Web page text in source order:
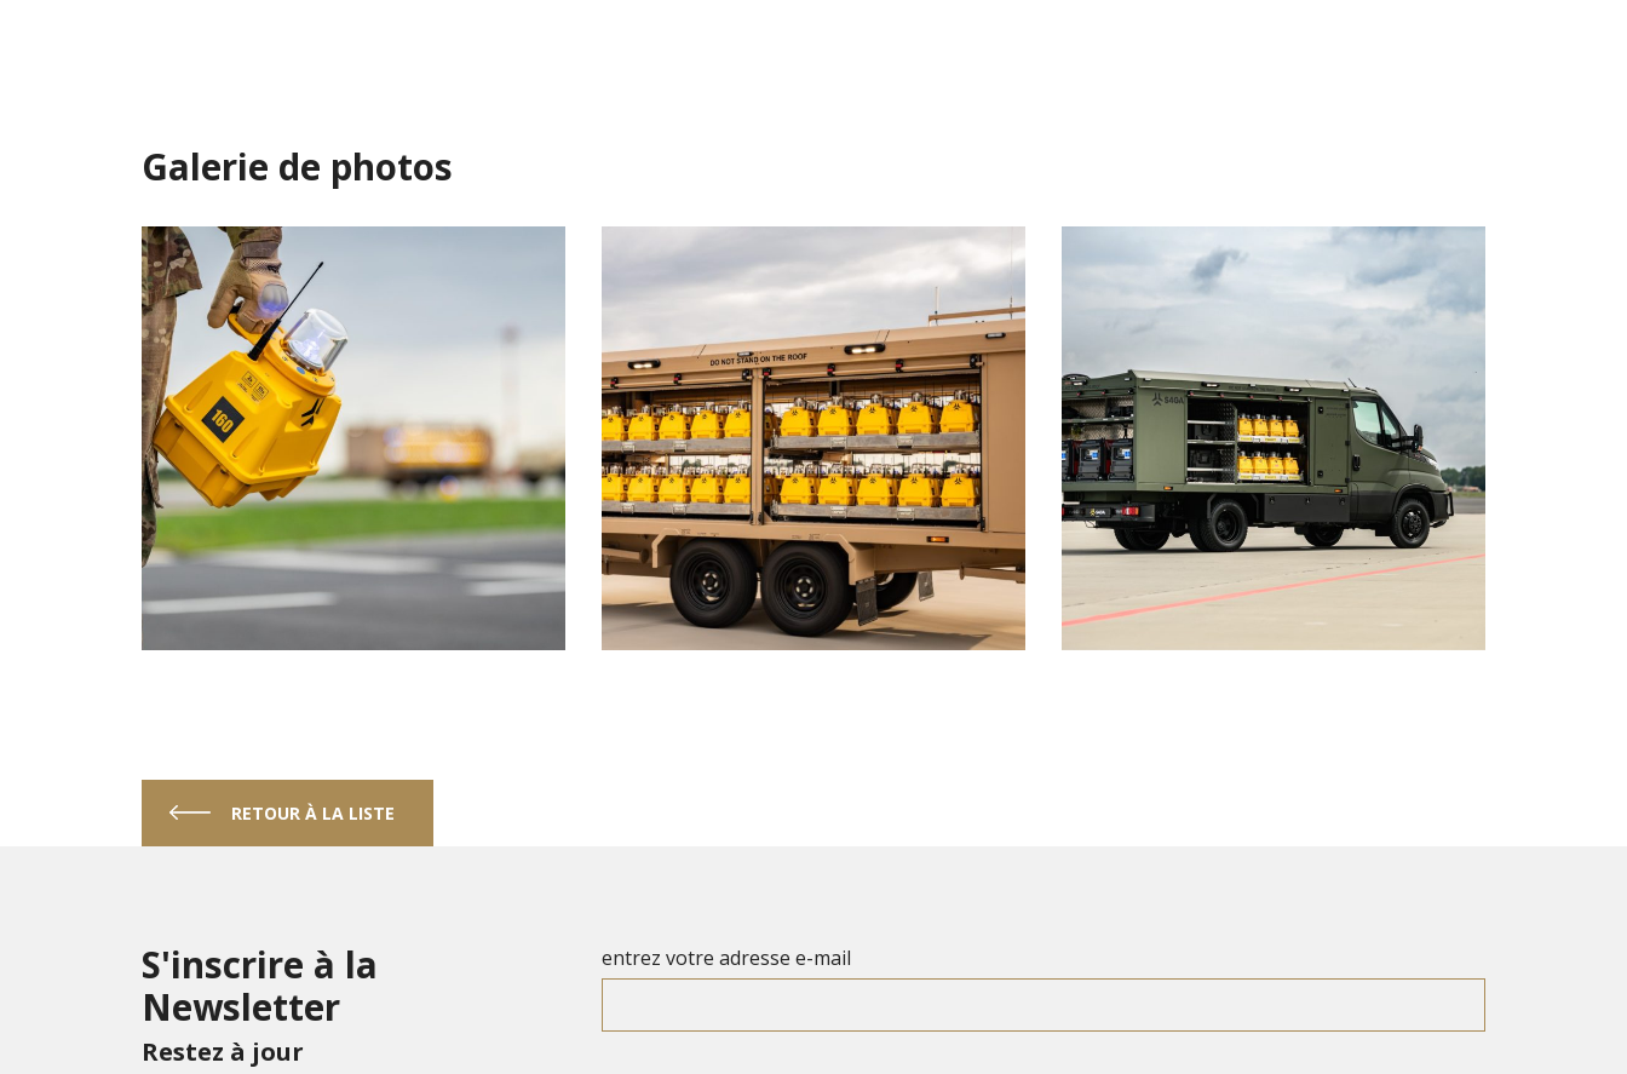
Galerie de photos
RETOUR À LA LISTE
S'inscrire à la
Newsletter
Restez à jour
entrez votre adresse e-mail